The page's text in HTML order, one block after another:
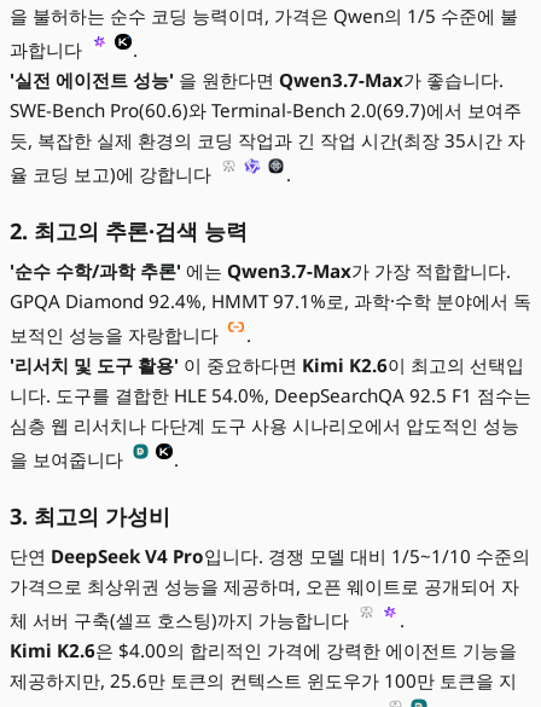
을 불허하는 순수 코딩 능력이며, 가격은 Qwen의 1/5 수준에 불
과합니다
.
'실전 에이전트 성능' 을 원한다면 Qwen3.7-Max가 좋습니다.
SWE-Bench Pro(60.6)와 Terminal-Bench 2.0(69.7)에서 보여주
듯, 복잡한 실제 환경의 코딩 작업과 긴 작업 시간(최장 35시간 자
율 코딩 보고)에 강합니다
.
2. 최고의 추론·검색 능력
'순수 수학/과학 추론' 에는 Qwen3.7-Max가 가장 적합합니다.
GPQA Diamond 92.4%, HMMT 97.1%로, 과학·수학 분야에서 독
보적인 성능을 자랑합니다
.
'리서치 및 도구 활용' 이 중요하다면 Kimi K2.6이 최고의 선택입
니다. 도구를 결합한 HLE 54.0%, DeepSearchQA 92.5 F1 점수는
심층 웹 리서치나 다단계 도구 사용 시나리오에서 압도적인 성능
을 보여줍니다
.
3. 최고의 가성비
단연 DeepSeek V4 Pro입니다. 경쟁 모델 대비 1/5~1/10 수준의
가격으로 최상위권 성능을 제공하며, 오픈 웨이트로 공개되어 자
체 서버 구축(셀프 호스팅)까지 가능합니다
.
Kimi K2.6은 $4.00의 합리적인 가격에 강력한 에이전트 기능을
제공하지만, 25.6만 토큰의 컨텍스트 윈도우가 100만 토큰을 지